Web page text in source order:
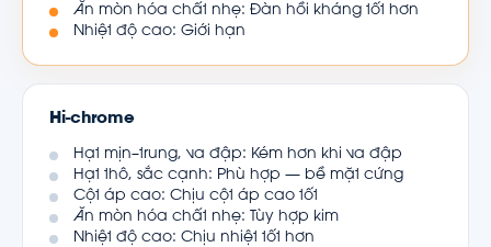
Ăn mòn hóa chất nhẹ: Đàn hồi kháng tốt hơn
Nhiệt độ cao: Giới hạn
Hi-chrome
Hạt mịn–trung, va đập: Kém hơn khi va đập
Hạt thô, sắc cạnh: Phù hợp — bề mặt cứng
Cột áp cao: Chịu cột áp cao tốt
Ăn mòn hóa chất nhẹ: Tùy hợp kim
Nhiệt độ cao: Chịu nhiệt tốt hơn